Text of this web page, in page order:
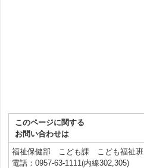
このページに関する
お問い合わせは
福祉保健部 こども課 こども福祉班
電話：0957-63-1111(内線302,305)